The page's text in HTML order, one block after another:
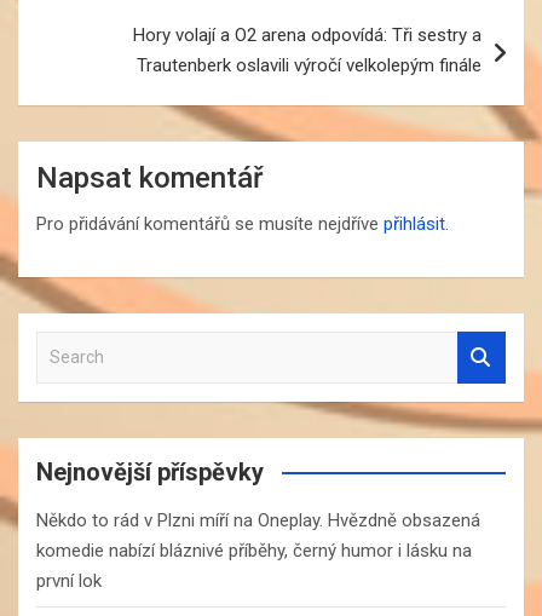
Hory volají a O2 arena odpovídá: Tři sestry a
Trautenberk oslavili výročí velkolepým finále
Napsat komentář
Pro přidávání komentářů se musíte nejdříve přihlásit.
a
r
c
Nejnovější příspěvky
Někdo to rád v Plzni míří na Oneplay. Hvězdně obsazená
komedie nabízí bláznivé příběhy, černý humor i lásku na
první lok